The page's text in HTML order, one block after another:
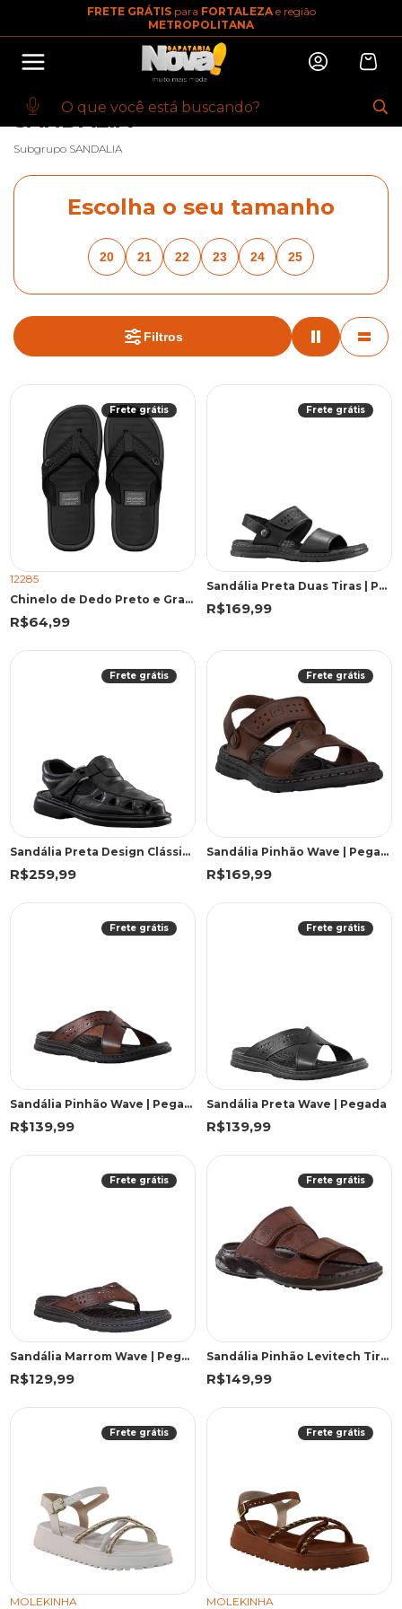
10% OFF na primeira compra
Baixe o app. Cupom BEMVINDO10
(100+)
Abrir
FRETE GRÁTISpara FORTALEZAe região
METROPOLITANA
SANDALIA · SANDALIA
SANDALIA
Subgrupo SANDALIA
Escolha o seu tamanho
20 21 22 23 24 25
Filtros
Frete grátis
12285
Chinelo de Dedo Preto e Grafite Elegante Casual | Cartago
R$64,99
Frete grátis
Sandália Preta Duas Tiras | Pegada
R$169,99
Frete grátis
Sandália Preta Design Clássico | Freeland
R$259,99
Frete grátis
Sandália Pinhão Wave | Pegada
R$169,99
Frete grátis
Sandália Pinhão Wave | Pegada
R$139,99
Frete grátis
Sandália Preta Wave | Pegada
R$139,99
Frete grátis
Sandália Marrom Wave | Pegada
R$129,99
Frete grátis
Sandália Pinhão Levitech Tiras Velcro | Pegada
R$149,99
Frete grátis
MOLEKINHA
Frete grátis
MOLEKINHA